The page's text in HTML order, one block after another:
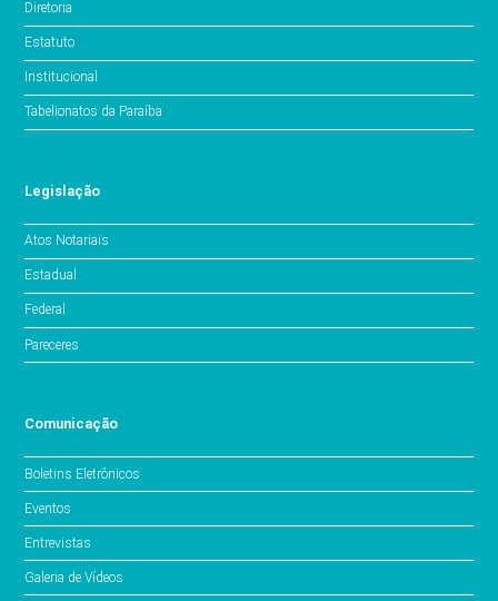
Diretoria
Estatuto
Institucional
Tabelionatos da Paraíba
Legislação
Atos Notariais
Estadual
Federal
Pareceres
Comunicação
Boletins Eletrônicos
Eventos
Entrevistas
Galeria de Vídeos